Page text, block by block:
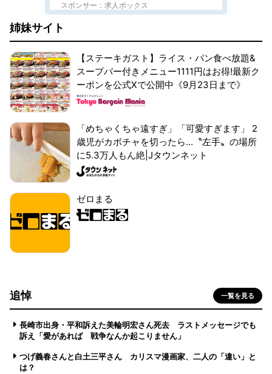
スポンサー：求人ボックス
姉妹サイト
【ステーキガスト】ライス・パン食べ放題&
スープバー付きメニュー1111円はお得!最新ク
ーポンを公式Xで公開中《9月23日まで》
「めちゃくちゃ遠すぎ」「可愛すぎます」 2
歳児がカボチャを切ったら...〝左手〟の場所
に5.3万人もん絶|Jタウンネット
ゼロまる
追悼 一覧を見る
長崎市出身・平和訴えた美輪明宏さん死去 ラストメッセージでも
訴え「愛があれば 戦争なんか起こりません」
つげ義春さんと白土三平さん カリスマ漫画家、二人の「違い」と
は？